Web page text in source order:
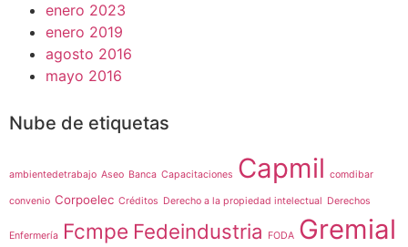
enero 2023
enero 2019
agosto 2016
mayo 2016
Nube de etiquetas
ambientedetrabajo Aseo Banca Capacitaciones Capmil comdibar
convenio Corpoelec Créditos Derecho a la propiedad intelectual Derechos
Enfermería Fcmpe Fedeindustria FODA Gremial